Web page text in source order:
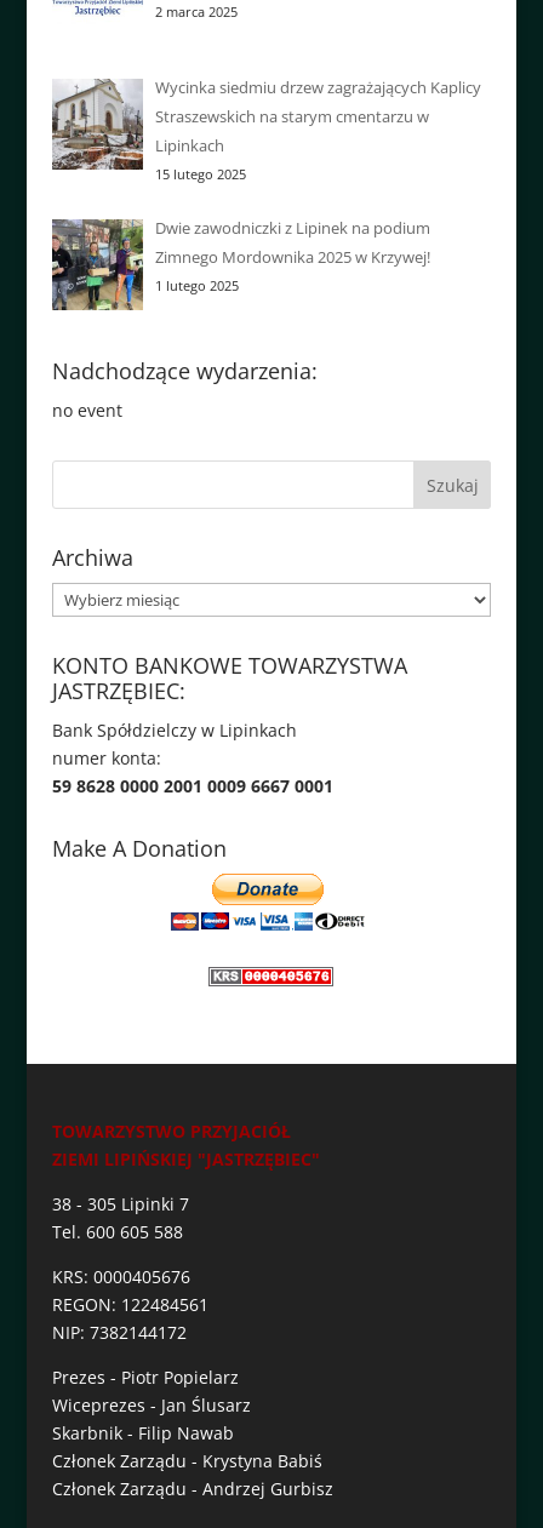
2 marca 2025
Wycinka siedmiu drzew zagrażających Kaplicy
Straszewskich na starym cmentarzu w
Lipinkach
15 lutego 2025
Dwie zawodniczki z Lipinek na podium
Zimnego Mordownika 2025 w Krzywej!
1 lutego 2025
Nadchodzące wydarzenia:
no event
Archiwa
Archiwa
KONTO BANKOWE TOWARZYSTWA
JASTRZĘBIEC:
Bank Spółdzielczy w Lipinkach
numer konta:
59 8628 0000 2001 0009 6667 0001
Make A Donation
TOWARZYSTWO PRZYJACIÓŁ
ZIEMI LIPIŃSKIEJ "JASTRZĘBIEC"
38 - 305 Lipinki 7
Tel. 600 605 588
KRS: 0000405676
REGON: 122484561
NIP: 7382144172
Prezes - Piotr Popielarz
Wiceprezes - Jan Ślusarz
Skarbnik - Filip Nawab
Członek Zarządu - Krystyna Babiś
Członek Zarządu - Andrzej Gurbisz